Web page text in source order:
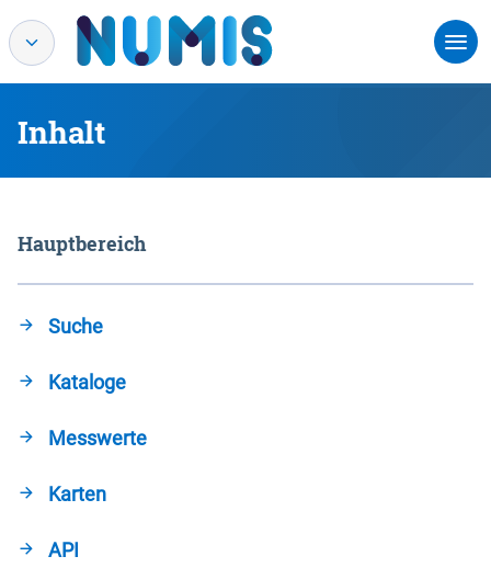
Inhalt
Hauptbereich
Suche
Kataloge
Messwerte
Karten
API